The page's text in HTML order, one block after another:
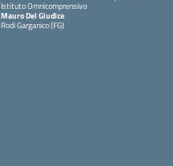
Istituto Omnicomprensivo
Mauro Del Giudice
Rodi Garganico (FG)
— Visita la pagina iniziale della scuola